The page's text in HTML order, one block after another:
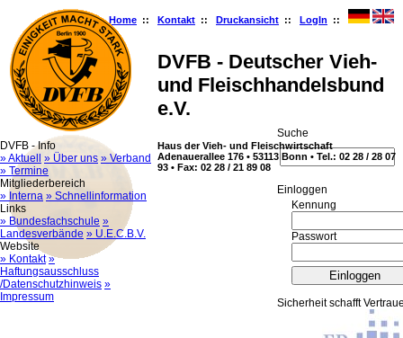
Home :: Kontakt :: Druckansicht :: LogIn ::
DVFB - Deutscher Vieh-
und Fleischhandelsbund
e.V.
Haus der Vieh- und Fleischwirtschaft
Adenauerallee 176 • 53113 Bonn • Tel.: 02 28 / 28 07
93 • Fax: 02 28 / 21 89 08
DVFB - Info
» Aktuell
» Über uns » Verband
» Termine
Mitgliederbereich
» Interna » Schnellinformation
Links
» Bundesfachschule »
Landesverbände » U.E.C.B.V.
Website
» Kontakt »
Haftungsausschluss
/Datenschutzhinweis »
Impressum
Suche
Ein­log­gen
Kennung
Passwort
Sicherheit schafft